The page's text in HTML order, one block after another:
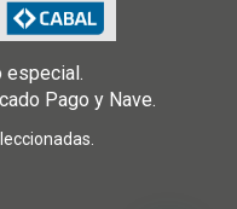
especial.
Pago y Nave.